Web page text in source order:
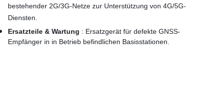
bestehender 2G/3G-Netze zur Unterstützung von 4G/5G-
Diensten.
Ersatzteile & Wartung : Ersatzgerät für defekte GNSS-
Empfänger in in Betrieb befindlichen Basisstationen.